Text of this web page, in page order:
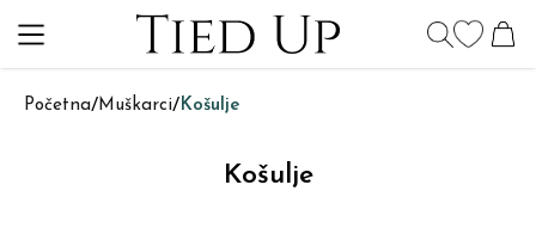
Početna/Muškarci/Košulje
Košulje